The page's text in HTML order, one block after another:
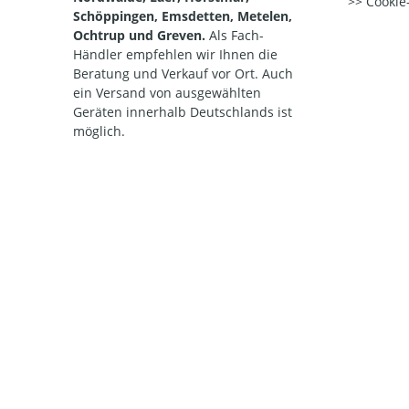
Schöppingen, Emsdetten, Metelen,
Ochtrup und Greven. Als Fach-
Händler empfehlen wir Ihnen die
Beratung und Verkauf vor Ort. Auch
ein Versand von ausgewählten
Geräten innerhalb Deutschlands ist
möglich.